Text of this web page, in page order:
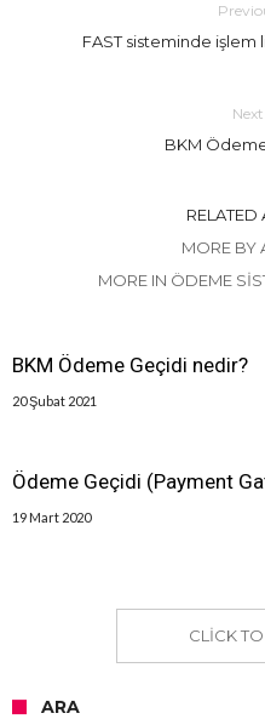
FAST sisteminde işlem
BKM
RELATED
MORE BY
MORE IN ÖDEME
BKM Ödeme Geçidi nedir?
20 Şubat 2021
Ödeme Geçidi (Payment
19 Mart 2020
CLICK
ARA